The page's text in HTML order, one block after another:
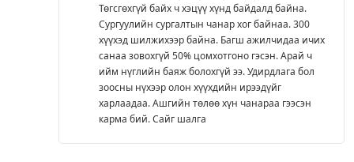
Төгсгөхгүй байх ч хэцүү хүнд байдалд байна.
Сургуулийн сургалтын чанар хог байнаа. 300
хүүхэд шилжихээр байна. Багш ажилчидаа ичих
санаа зовохгүй 50% цомхотгоно гэсэн. Арай ч
ийм нүглийн баяж болохгүй ээ. Удирдлага бол
зоосны нүхээр олон хүүхдийн ирээдүйг
харлаадаа. Ашгийн төлөө хүн чанараа гээсэн
карма бий. Сайг шалга